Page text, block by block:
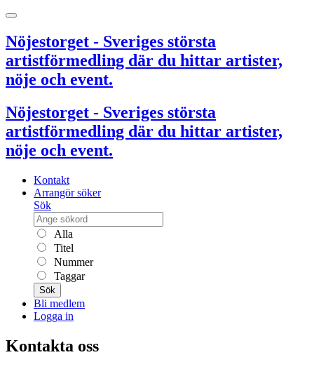
Nöjestorget - Sveriges största
artistförmedling där du hittar artister,
nöje och event.
Nöjestorget - Sveriges största
artistförmedling där du hittar artister,
nöje och event.
Kontakt
Arrangör söker
Sök
Alla
Titel
Nummer
Taggar
Sök
Bli medlem
Logga in
Kontakta oss